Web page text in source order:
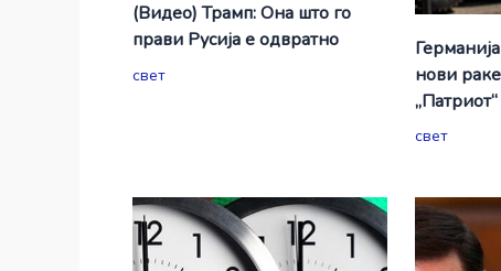
(Видео) Трамп: Она што го
прави Русија е одвратно
свет
нови
свет